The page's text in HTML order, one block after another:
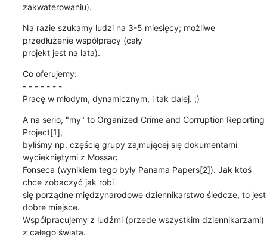
zakwaterowaniu).
Na razie szukamy ludzi na 3-5 miesięcy; możliwe
przedłużenie współpracy (cały
projekt jest na lata).
Co oferujemy:
- - - - - - -
Pracę w młodym, dynamicznym, i tak dalej. ;)
A na serio, "my" to Organized Crime and Corruption Reporting
Project[1],
byliśmy np. częścią grupy zajmującej się dokumentami
wyciekniętymi z Mossac
Fonseca (wynikiem tego były Panama Papers[2]). Jak ktoś
chce zobaczyć jak robi
się porządne międzynarodowe dziennikarstwo śledcze, to jest
dobre miejsce.
Współpracujemy z ludźmi (przede wszystkim dziennikarzami)
z całego świata.